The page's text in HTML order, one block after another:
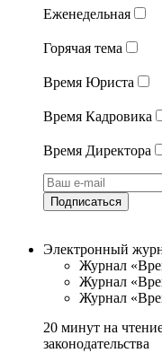
Еженедельная
Горячая тема
Время Юриста
Время Кадровика
Время Директора
Подписаться
Электронный
Журнал
Журнал
Журнал
20 минут на
законодательства